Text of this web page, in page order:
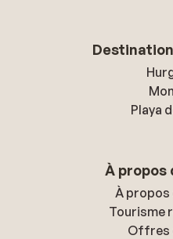
prima. Al met al, prima
leuk plaatsje, hotel
we nu weten niet
onze persoonlijke
Playa
À propos
À propos
Tourisme
Offres